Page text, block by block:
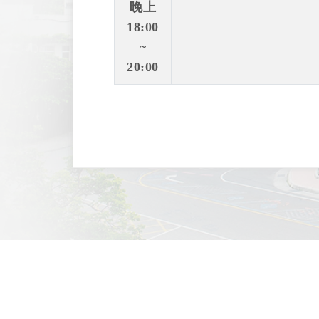
晚上
18:00
~
20:00